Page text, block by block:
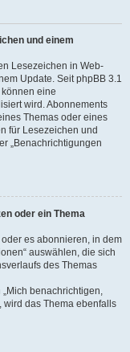
und einem
Lesezeichen in Web-
Update. Seit phpBB 3.1
eine
wird. Abonnements
Themas oder eines
für Lesezeichen und
„Benachrichtigungen
oder ein Thema
es abonnieren, in dem
auswählen, die sich
des Themas
benachrichtigen,
wird das Thema ebenfalls